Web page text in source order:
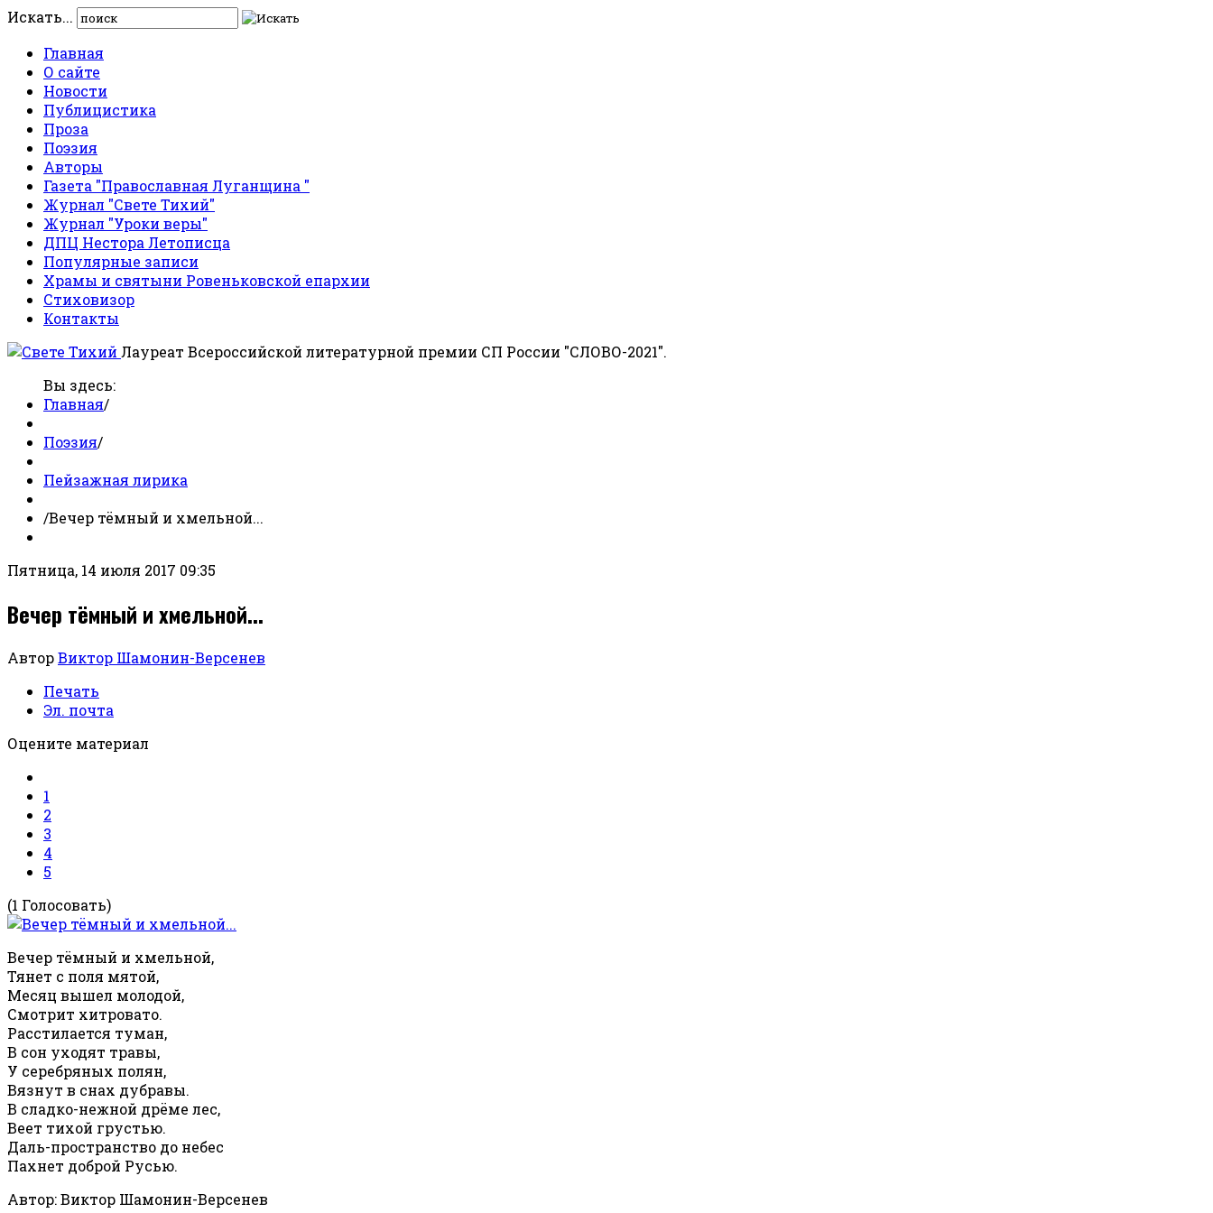
Искать...
Главная
О сайте
Новости
Публицистика
Проза
Поэзия
Авторы
Газета "Православная Луганщина "
Журнал "Свете Тихий"
Журнал "Уроки веры"
ДПЦ Нестора Летописца
Популярные записи
Храмы и святыни Ровеньковской епархии
Стиховизор
Контакты
Лауреат Всероссийской литературной премии СП России "СЛОВО-2021".
Вы здесь:
Главная/
Поэзия/
Пейзажная лирика
/Вечер тёмный и хмельной...
Пятница, 14 июля 2017 09:35
Вечер тёмный и хмельной...
АвторВиктор Шамонин-Версенев
Печать
Эл. почта
Оцените материал
1
2
3
4
5
(1 Голосовать)
Вечер тёмный и хмельной,
Тянет с поля мятой,
Месяц вышел молодой,
Смотрит хитровато.
Расстилается туман,
В сон уходят травы,
У серебряных полян,
Вязнут в снах дубравы.
В сладко-нежной дрёме лес,
Веет тихой грустью.
Даль-пространство до небес
Пахнет доброй Русью.
Автор: Виктор Шамонин-Версенев